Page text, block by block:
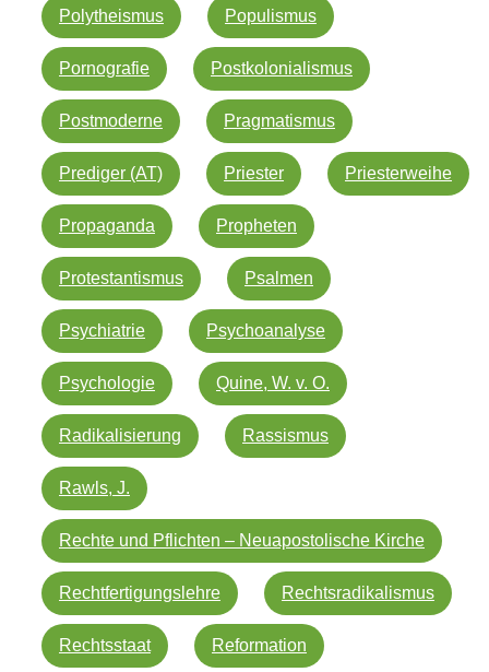
Polytheismus Populismus
Pornografie Postkolonialismus
Postmoderne Pragmatismus
Prediger (AT) Priester Priesterweihe
Propaganda Propheten
Protestantismus Psalmen
Psychiatrie Psychoanalyse
Psychologie Quine, W. v. O.
Radikalisierung Rassismus
Rawls, J.
Rechte und Pflichten – Neuapostolische Kirche
Rechtfertigungslehre Rechtsradikalismus
Rechtsstaat Reformation